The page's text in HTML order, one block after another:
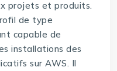
projets et produits.
de type
capable de
installations des
sur AWS. Il